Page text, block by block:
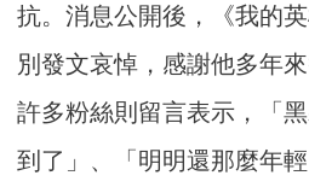
抗。消息公開後，《我的
別發文哀悼，感謝他多年
許多粉絲則留言表示，「
到了」、「明明還那麼年